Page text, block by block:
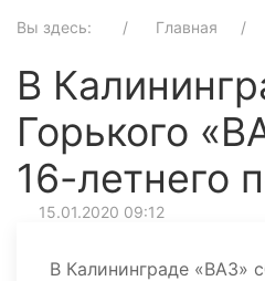
Вы здесь: Главная
В
Горького
16-летнего
15.01.2020 09:12
В Калининграде «ВАЗ»